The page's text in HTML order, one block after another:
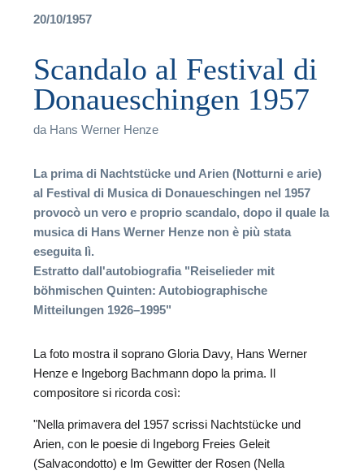
20/10/1957
Scandalo al Festival di
Donaueschingen 1957
da Hans Werner Henze
La prima di Nachtstücke und Arien (Notturni e arie)
al Festival di Musica di Donaueschingen nel 1957
provocò un vero e proprio scandalo, dopo il quale la
musica di Hans Werner Henze non è più stata
eseguita lì.
Estratto dall'autobiografia "Reiselieder mit
böhmischen Quinten: Autobiographische
Mitteilungen 1926–1995"
La foto mostra il soprano Gloria Davy, Hans Werner
Henze e Ingeborg Bachmann dopo la prima. Il
compositore si ricorda così:
"Nella primavera del 1957 scrissi Nachtstücke und
Arien, con le poesie di Ingeborg Freies Geleit
(Salvacondotto) e Im Gewitter der Rosen (Nella